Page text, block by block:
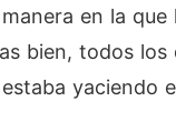
en la
bien, todos
yaciendo